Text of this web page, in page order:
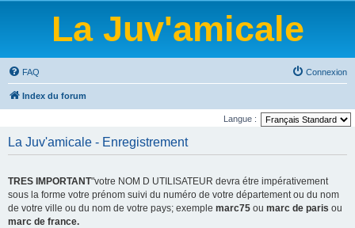
La Juv'amicale
FAQ Connexion
Index du forum
Langue :
La Juv'amicale - Enregistrement
TRES IMPORTANT"votre NOM D UTILISATEUR devra étre impérativement
sous la forme votre prénom suivi du numéro de votre département ou du nom
de votre ville ou du nom de votre pays; exemple marc75 ou marc de paris ou
marc de france.